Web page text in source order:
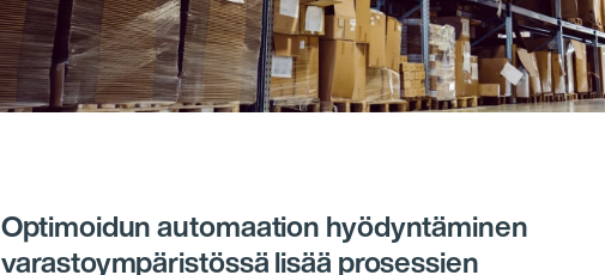
Optimoidun automaation hyödyntäminen
varastoympäristössä lisää prosessien